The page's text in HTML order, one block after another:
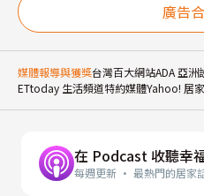
廣告
媒體報導與獲獎台灣百大網站ADA 亞洲
ETtoday 生活頻道特約媒體Yahoo! 居
在 Podcast 收聽幸
每週更新 · 最熱門的居家